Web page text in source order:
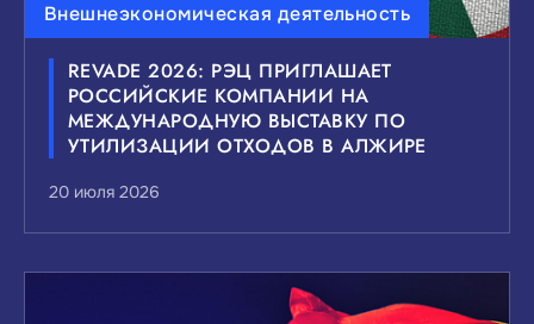
Внешнеэкономическая деятельность
REVADE 2026: РЭЦ ПРИГЛАШАЕТ
РОССИЙСКИЕ КОМПАНИИ НА
МЕЖДУНАРОДНУЮ ВЫСТАВКУ ПО
УТИЛИЗАЦИИ ОТХОДОВ В АЛЖИРЕ
20 июля 2026